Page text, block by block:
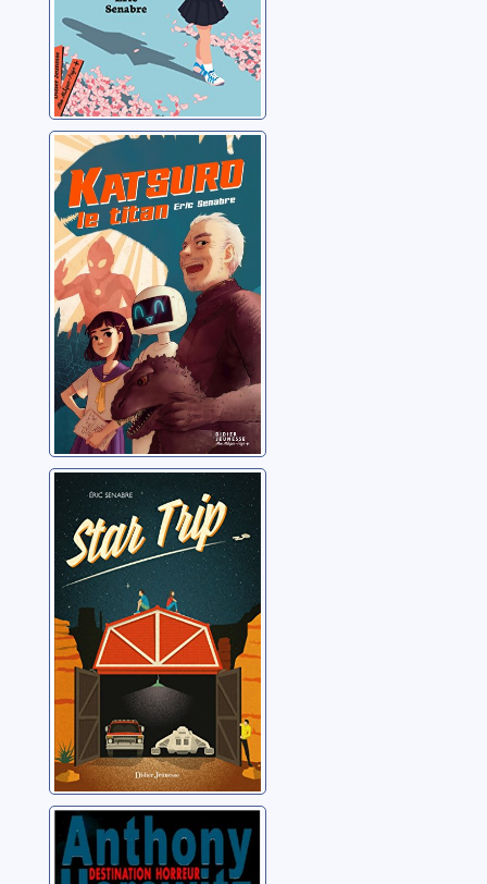
Katsuro le titan
Senabre, Eric
Star trip
Senabre, Eric
Destination
horreur